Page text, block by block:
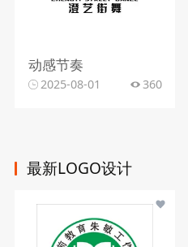
动感节奏
2025-08-01 360
最新LOGO设计